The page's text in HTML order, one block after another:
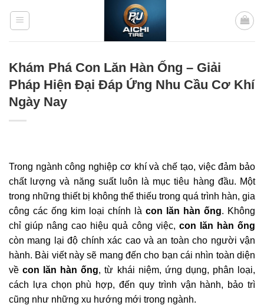
Khám Phá Con Lăn Hàn Ống – Giải
Pháp Hiện Đại Đáp Ứng Nhu Cầu Cơ Khí
Ngày Nay
Trong ngành công nghiệp cơ khí và chế tạo, việc đảm bảo
chất lượng và năng suất luôn là mục tiêu hàng đầu. Một
trong những thiết bị không thể thiếu trong quá trình hàn, gia
công các ống kim loại chính là con lăn hàn ống. Không
chỉ giúp nâng cao hiệu quả công việc, con lăn hàn ống
còn mang lại độ chính xác cao và an toàn cho người vận
hành. Bài viết này sẽ mang đến cho bạn cái nhìn toàn diện
vềcon lăn hàn ống, từ khái niệm, ứng dụng, phân loại,
cách lựa chọn phù hợp, đến quy trình vận hành, bảo trì
cũng như những xu hướng mới trong ngành.